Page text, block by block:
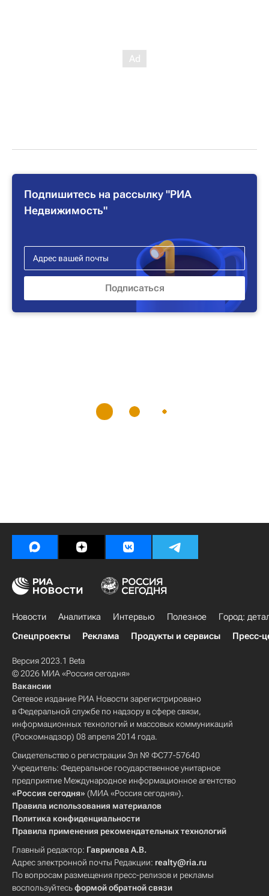
Подпишитесь на рассылку "РИА
Недвижимость"
Новости Аналитика Интервью Полезное
Город:
Спецпроекты
Реклама Продукты и сервисы Пресс-
Версия 2023.1 Beta
© 2026 МИА «Россия сегодня»
Вакансии
Сетевое издание РИА Новости зарегистрировано
в Федеральной службе по надзору в сфере связи,
информационных технологий и массовых коммуникаций
(Роскомнадзор) 08 апреля 2014 года.
Свидетельство о регистрации Эл № ФС77-57640
Учредитель: Федеральное государственное унитарное
предприятие Международное информационное агентство
«Россия сегодня» (МИА «Россия сегодня»).
Правила использования материалов
Политика конфиденциальности
Правила применения рекомендательных технологий
Главный редактор: Гаврилова А.В.
Адрес электронной почты Редакции: realty@ria.ru
По вопросам размещения пресс-релизов и рекламы
воспользуйтесьформой обратной связи